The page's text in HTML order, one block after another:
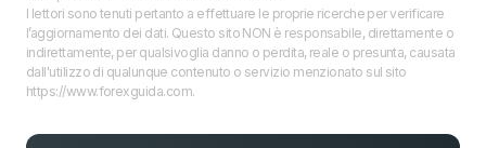
I lettori sono tenuti pertanto a effettuare le proprie ricerche per verificare
l’aggiornamento dei dati. Questo sito NON è responsabile, direttamente o
indirettamente, per qualsivoglia danno o perdita, reale o presunta, causata
dall'utilizzo di qualunque contenuto o servizio menzionato sul sito
https://www.forexguida.com.